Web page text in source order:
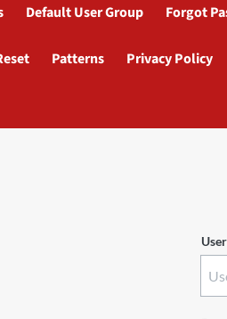
Default User Group Forgot
Patterns Privacy Policy